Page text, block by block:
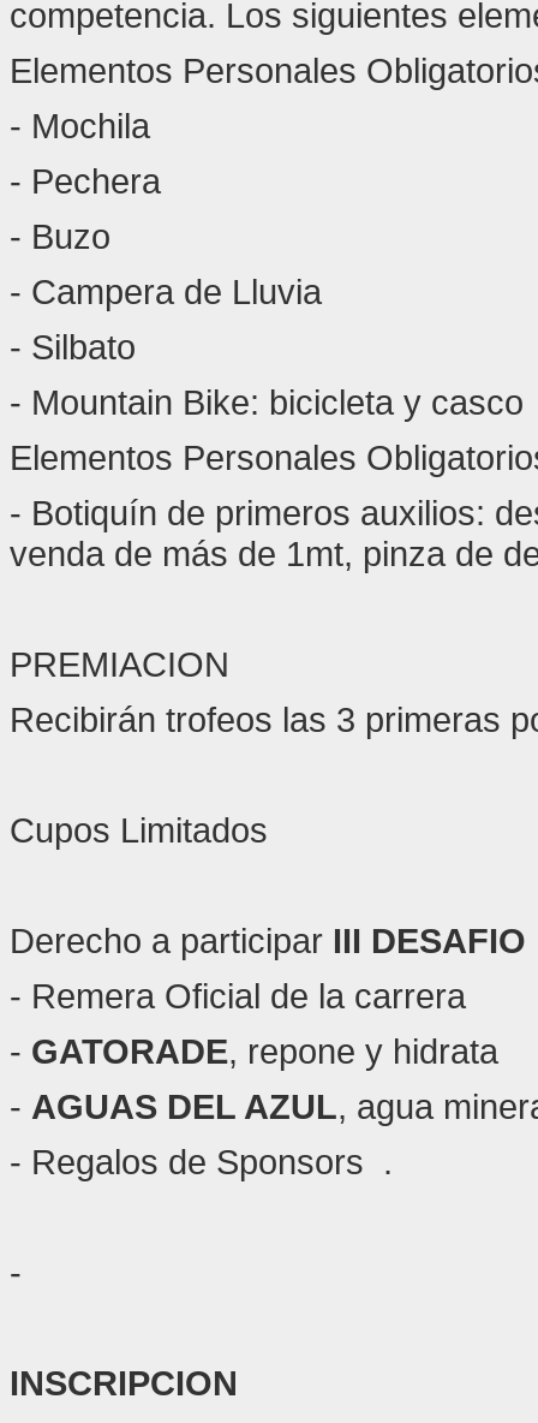
competencia. Los siguientes
Elementos Personales
- Mochila
- Pechera
- Buzo
- Campera de Lluvia
- Silbato
- Mountain Bike: bicicleta y casco
Elementos Personales
- Botiquín de primeros auxilios:
venda de más de 1mt, pinza de
PREMIACION
Recibirán trofeos las 3 primeras
Cupos Limitados
Derecho a participar III
- Remera Oficial de la carrera
- GATORADE, repone y hidrata
- AGUAS DEL AZUL, agua
- Regalos de Sponsors .
-
INSCRIPCION